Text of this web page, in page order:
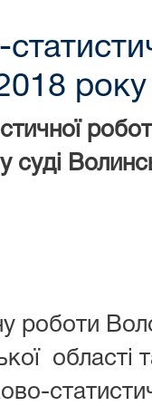
року
суді
області